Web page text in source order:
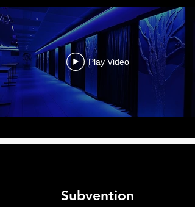
Play Video
Subvention